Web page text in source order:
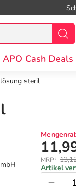
APO Cash Deals
steril
MRP²
Artikel